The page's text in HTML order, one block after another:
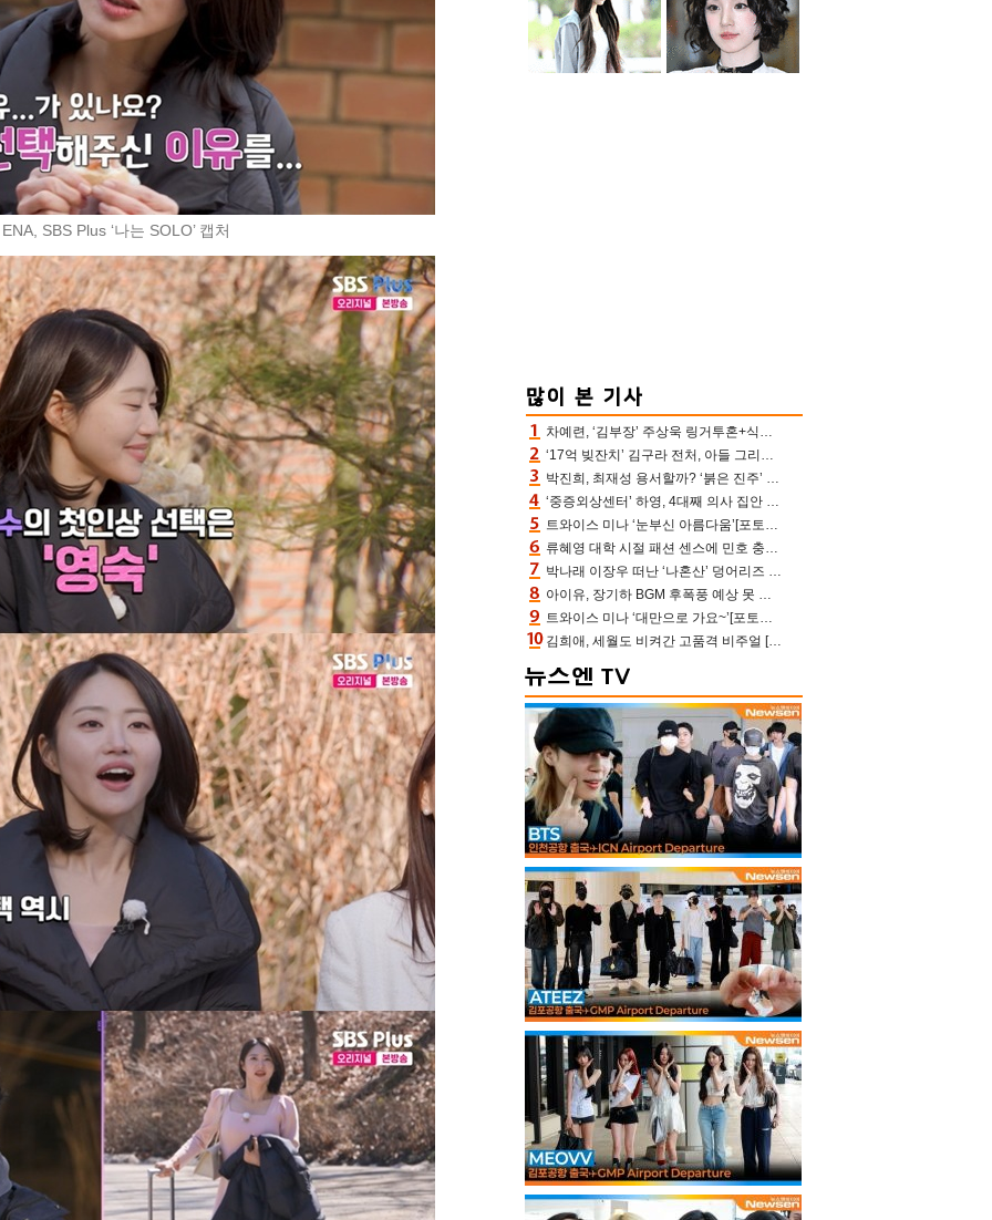
SBS Plus ‘나는 SOLO’ 캡처
차예련, ‘김부장’ 주상욱 링거투혼+식스팩 비화 “옷 벗는데 아저씨는 안 된다고”(차장금)
‘17억 빚잔치’ 김구라 전처, 아들 그리는 “나 뿐인데” 친엄마 챙기는 효심 눈길
박진희, 최재성 용서할까? ‘붉은 진주’ 오늘(7일) 결말 나온다
‘중증외상센터’ 하영, 4대째 의사 집안 인증 “증조부, 고종 황제 진료”(옥문아)[어제TV]
트와이스 미나 ‘눈부신 아름다움’[포토엔HD]
류혜영 대학 시절 패션 센스에 민호 충격 “레몬색 레깅스에 다리 없는 줄”(나혼산)
박나래 이장우 떠난 ‘나혼산’ 덩어리즈 왔다, 1인 1케이크에 팜유 전현무 충격[어제TV]
아이유, 장기하 BGM 후폭풍 예상 못 했나‥삭제 오보→윤가이까지 엮여 시끌
트와이스 미나 ‘대만으로 가요~’[포토엔HD]
김희애, 세월도 비켜간 고품격 비주얼 [포토엔HD]